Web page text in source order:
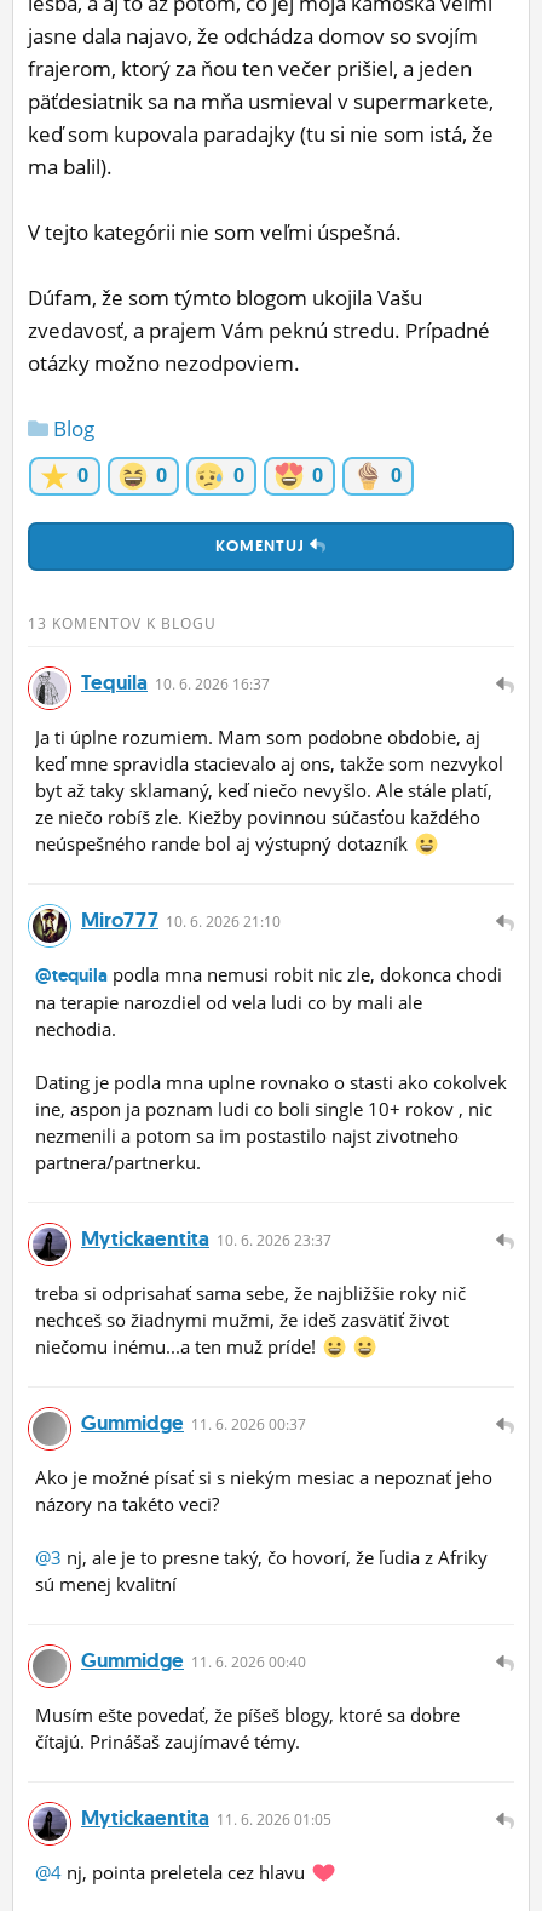
jasne dala najavo, že odchádza domov so svojím
frajerom, ktorý za ňou ten večer prišiel, a jeden
päťdesiatnik sa na mňa usmieval v supermarkete,
keď som kupovala paradajky (tu si nie som istá, že
ma balil).
V tejto kategórii nie som veľmi úspešná.
Dúfam, že som týmto blogom ukojila Vašu
zvedavosť, a prajem Vám peknú stredu. Prípadné
otázky možno nezodpoviem.
Blog
0 0 0 0 0
KOMENTUJ
13 KOMENTOV K BLOGU
Tequila 10. 6. 2026 16:37
Ja ti úplne rozumiem. Mam som podobne obdobie, aj
keď mne spravidla stacievalo aj ons, takže som nezvykol
byt až taky sklamaný, keď niečo nevyšlo. Ale stále platí,
ze niečo robíš zle. Kiežby povinnou súčasťou každého
neúspešného rande bol aj výstupný dotazník
Miro777 10. 6. 2026 21:10
@tequila podla mna nemusi robit nic zle, dokonca chodi
na terapie narozdiel od vela ludi co by mali ale
nechodia.
Dating je podla mna uplne rovnako o stasti ako cokolvek
ine, aspon ja poznam ludi co boli single 10+ rokov , nic
nezmenili a potom sa im postastilo najst zivotneho
partnera/partnerku.
Mytickaentita 10. 6. 2026 23:37
treba si odprisahať sama sebe, že najbližšie roky nič
nechceš so žiadnymi mužmi, že ideš zasvätiť život
niečomu inému...a ten muž príde!
Gummidge 11. 6. 2026 00:37
Ako je možné písať si s niekým mesiac a nepoznať jeho
názory na takéto veci?
@3 nj, ale je to presne taký, čo hovorí, že ľudia z Afriky
sú menej kvalitní
Gummidge 11. 6. 2026 00:40
Musím ešte povedať, že píšeš blogy, ktoré sa dobre
čítajú. Prinášaš zaujímavé témy.
Mytickaentita 11. 6. 2026 01:05
@4 nj, pointa preletela cez hlavu